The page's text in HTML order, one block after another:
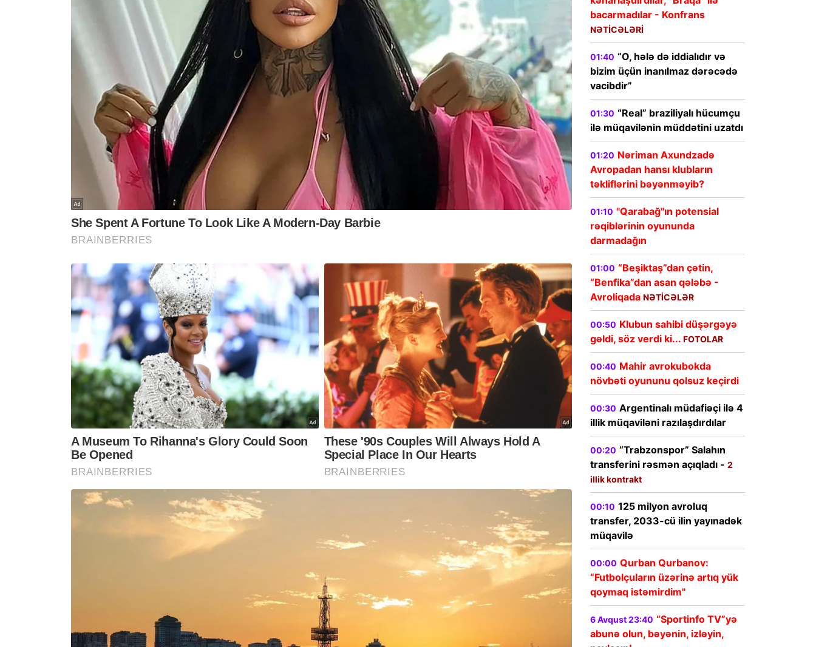
bacarmadılar - Konfrans
NƏTİCƏLƏRİ
01:40 “O, hələ də iddialıdır və
bizim üçün inanılmaz dərəcədə
vacibdir”
01:30 “Real” braziliyalı hücumçu
ilə müqavilənin müddətini uzatdı
01:20 Nəriman Axundzadə
Avropadan hansı klubların
təkliflərini bəyənməyib?
01:10 "Qarabağ"ın potensial
rəqiblərinin oyununda
darmadağın
01:00 “Beşiktaş”dan çətin,
“Benfika”dan asan qələbə -
Avroliqada NƏTİCƏLƏR
00:50 Klubun sahibi düşərgəyə
gəldi, söz verdi ki... FOTOLAR
00:40 Mahir avrokubokda
növbəti oyununu qolsuz keçirdi
00:30 Argentinalı müdafiəçi ilə 4
illik müqaviləni razılaşdırdılar
00:20 “Trabzonspor” Salahın
transferini rəsmən açıqladı - 2
illik kontrakt
00:10 125 milyon avroluq
transfer, 2033-cü ilin yayınadək
müqavilə
00:00 Qurban Qurbanov:
“Futbolçuların üzərinə artıq yük
qoymaq istəmirdim"
6 Avqust 23:40 “Sportinfo TV”yə
abunə olun, bəyənin, izləyin,